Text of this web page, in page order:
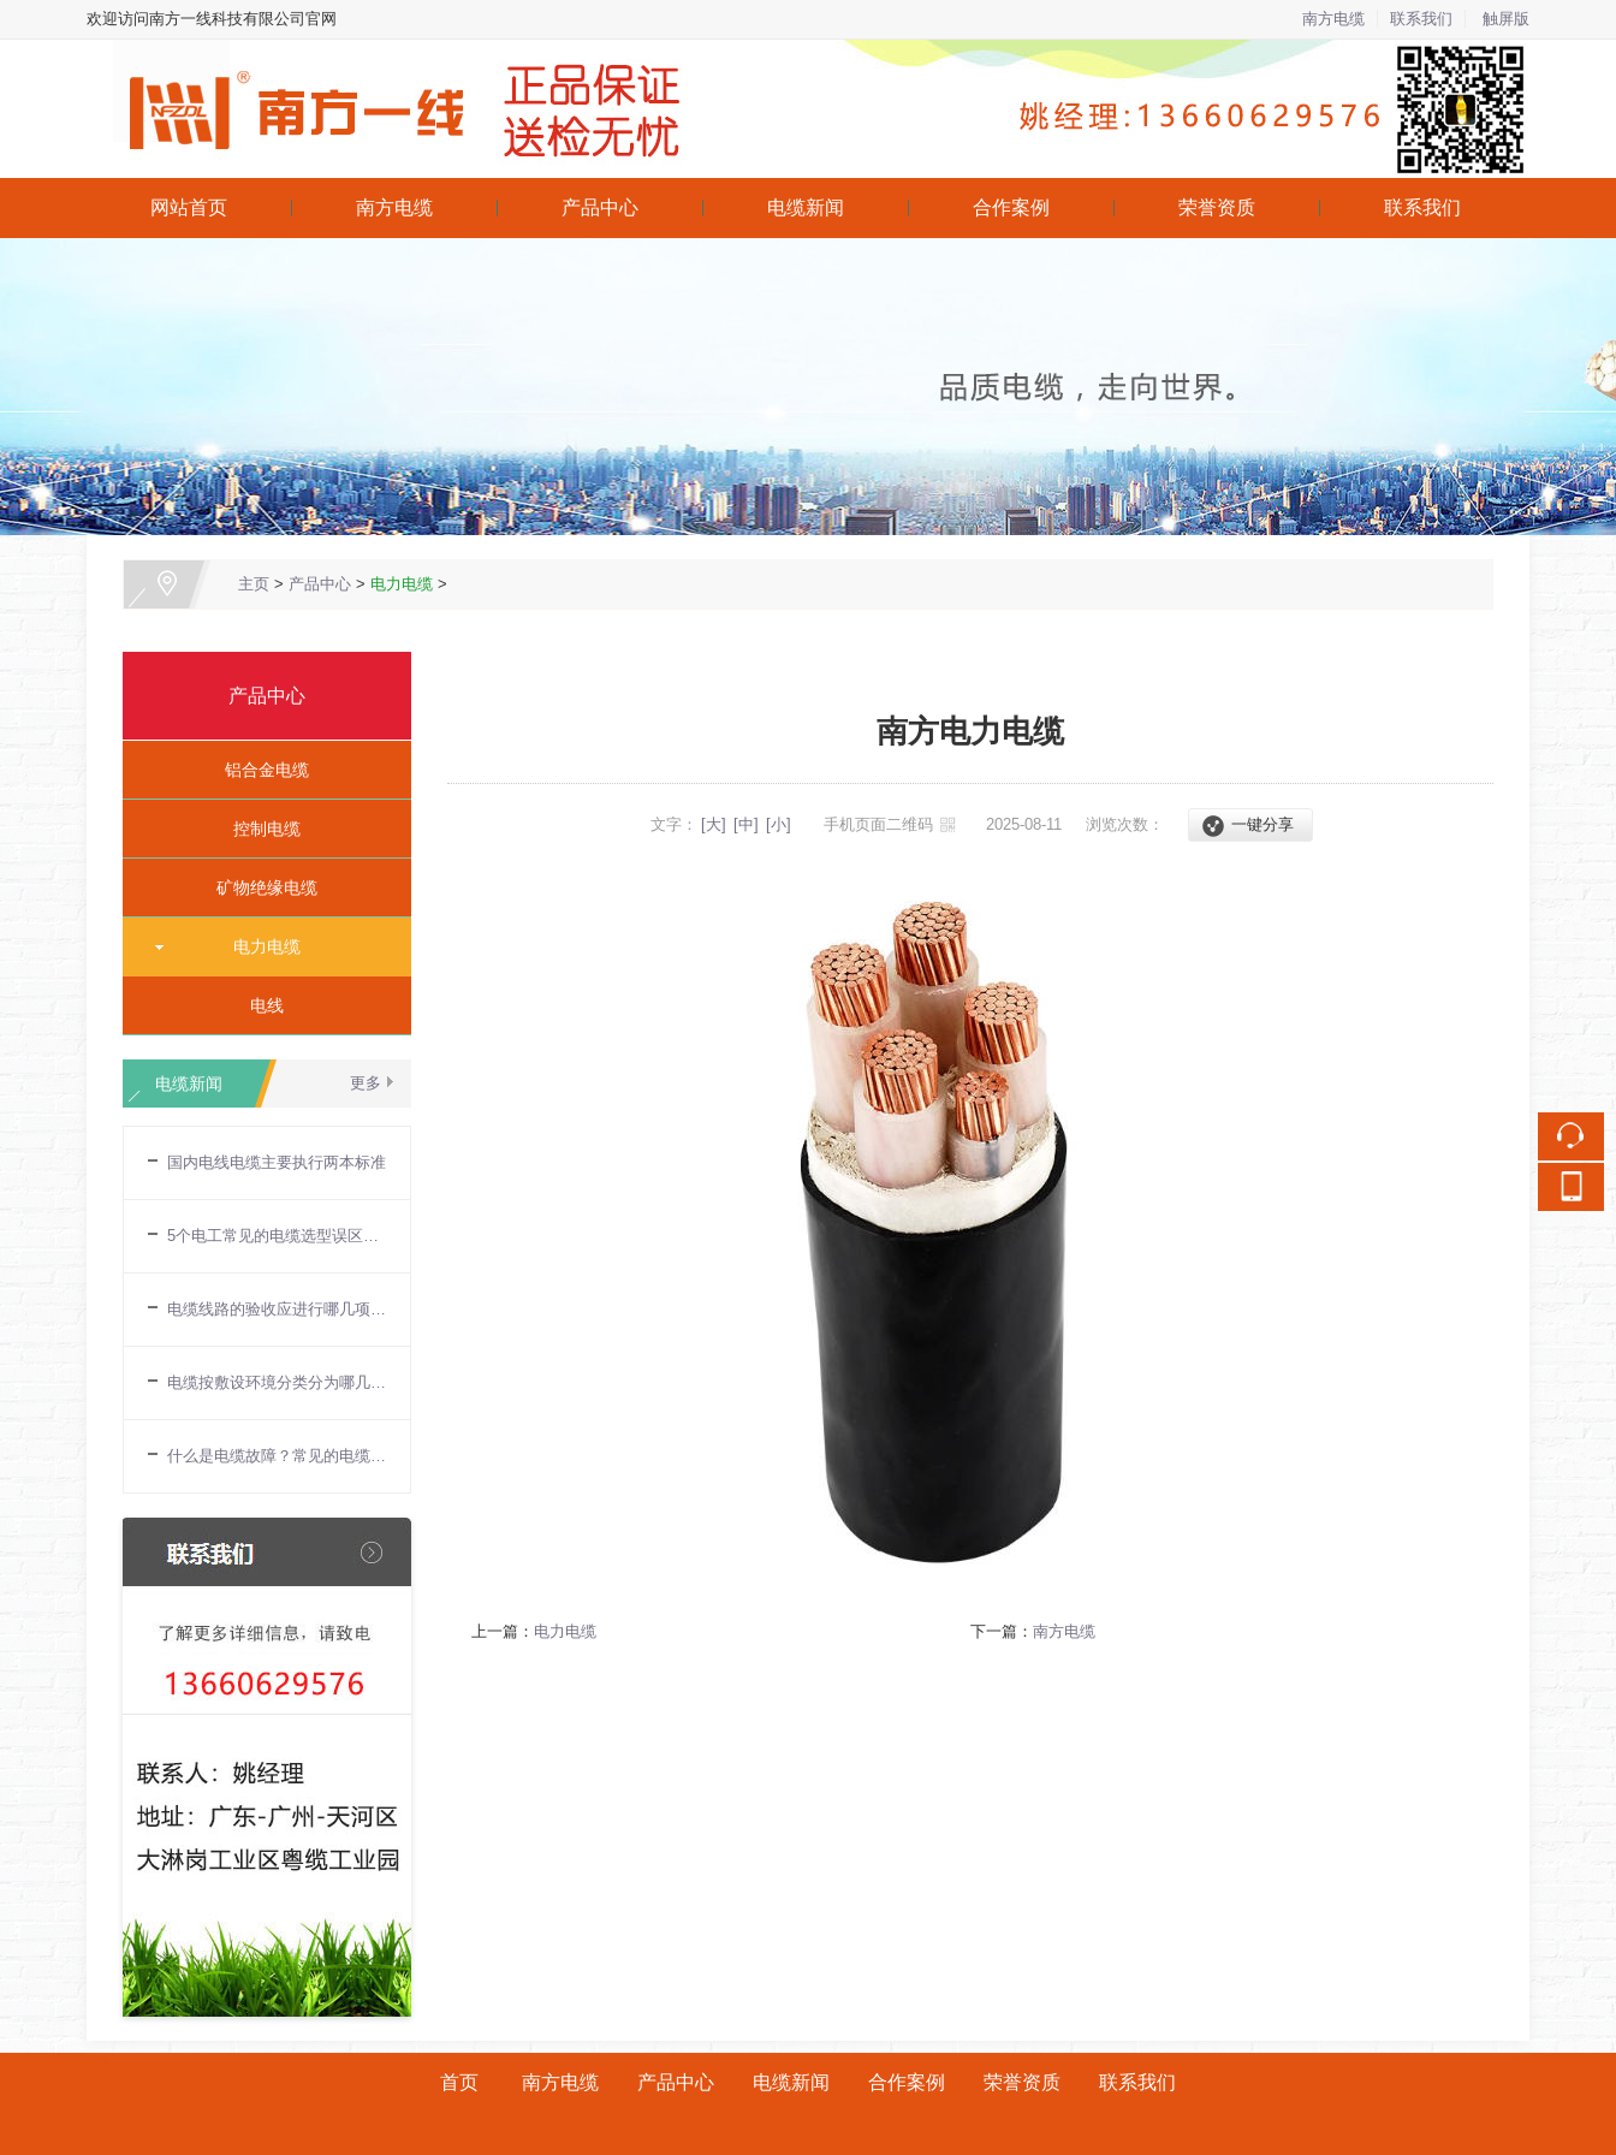
欢迎访问南方一线科技有限公司官网 南方电缆 联系我们 触屏版
网站首页 南方电缆 产品中心 电缆新闻 合作案例 荣誉资质 联系我们
主页 > 产品中心 > 电力电缆 >
产品中心
铝合金电缆
控制电缆
矿物绝缘电缆
电力电缆
电线
更多
电缆新闻
国内电线电缆主要执行两本标准
5个电工常见的电缆选型误区一文详解
电缆线路的验收应进行哪几项检查？
电缆按敷设环境分类分为哪几种？
什么是电缆故障？常见的电缆故障有
南方电力电缆
文字： [大] [中] [小] 手机页面二维码 2025-08-11 浏览次数： 一键分享
上一篇： 电力电缆 下一篇： 南方电缆
首页 南方电缆 产品中心 电缆新闻 合作案例 荣誉资质 联系我们